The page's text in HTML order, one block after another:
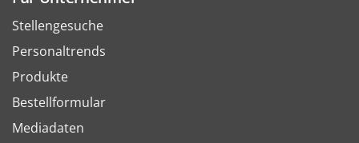
Stellengesuche
Personaltrends
Produkte
Bestellformular
Mediadaten